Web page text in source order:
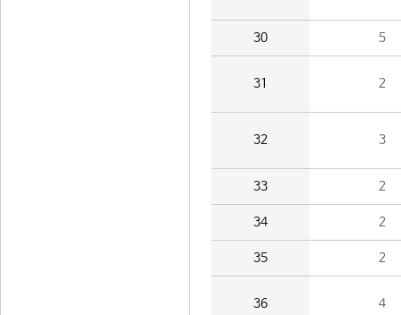
30 5
31 2
32 3
33 2
34 2
35 2
36 4